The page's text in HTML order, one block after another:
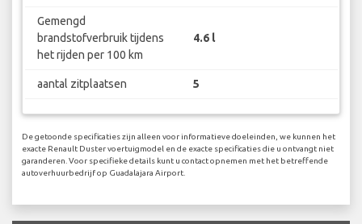
Gemengd
brandstofverbruik tijdens
het rijden per 100 km
4.6 l
aantal zitplaatsen 5
De getoonde specificaties zijn alleen voor informatieve doeleinden, we kunnen het
exacte Renault Duster voertuigmodel en de exacte specificaties die u ontvangt niet
garanderen. Voor specifieke details kunt u contact opnemen met het betreffende
autoverhuurbedrijf op Guadalajara Airport.